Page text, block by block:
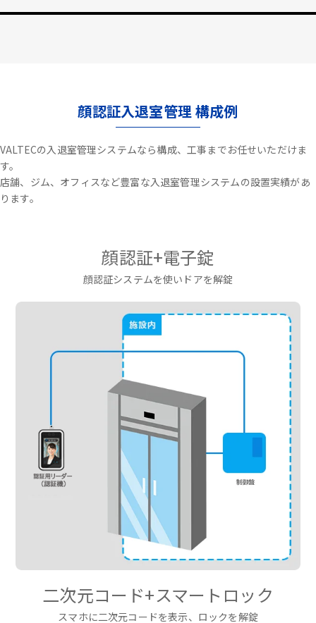
顔認証入退室管理 構成例
VALTECの入退室管理システムなら構成、工事までお任せいただけま
す。
店舗、ジム、オフィスなど豊富な入退室管理システムの設置実績があ
ります。
顔認証+電子錠
顔認証システムを使いドアを解錠
二次元コード+スマートロック
スマホに二次元コードを表示、ロックを解錠